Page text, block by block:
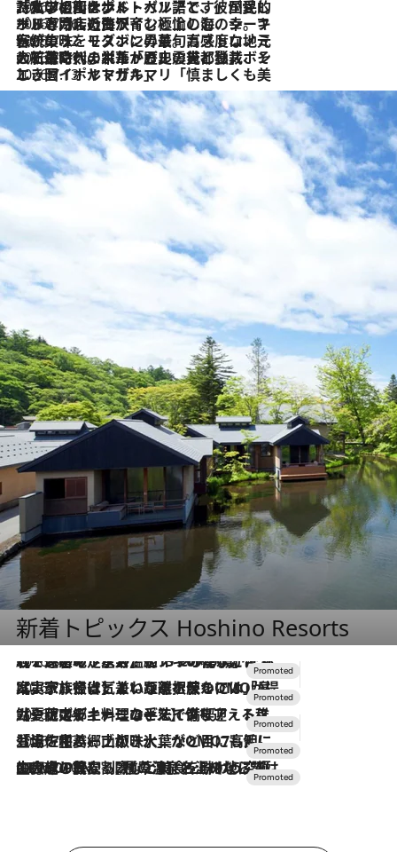
2026.7.27
「私の祖国はポルトガル語です」国民的詩人フェルナンド・ペソアと、彼が愛した文学の街を歩く
2026.7.26
ポルトガル近海が育む極上の海の幸。キリリと冷えた白ワインと愉しむ、シーフード専門店の贅沢
2026.7.22
伝統の味をモダンに昇華。高感度な地元客が集う、リスボンの最旬ガストロノミー
2026.7.21
大航海時代の栄華から、震災、独裁、そして革命へ。ポルトガル・首都リスボンの石畳に刻まれた「歴史の光と影」
2026.7.13
エッセイ・ヤマザキマリ「慎ましくも美しき国 ポルトガル」
新着トピックス Hoshino Resorts
2026.8.7
【トンボの足水浴】ヒノキの香りに包まれて涼感マックス！約13℃の湧水かけ流しを避暑地「星野温泉 トンボの湯」で体験
2026.7.31
【ホテル帰省】という選択肢をOMOが提案。家族とほどよい距離を保つには「昼は実家、夜は気兼ねなくホテルで！」
2026.7.24
【夏限定ディナーコース】旬を迎える稚鮎や花ズッキーニなどをイタリア・トスカーナの郷土料理の手法で満喫！
2026.7.17
「土佐和ハーブかき氷」がOMO7高知に登場！生姜、山椒、大葉など目にも舌にも涼を呼ぶ郷土の味
2026.7.10
NEW OPEN！【界 草津】名湯の地に誕生。趣の異なる2種の温泉と上州ならではの会席・蕎麦割烹など美食を味わう究極の癒やし旅